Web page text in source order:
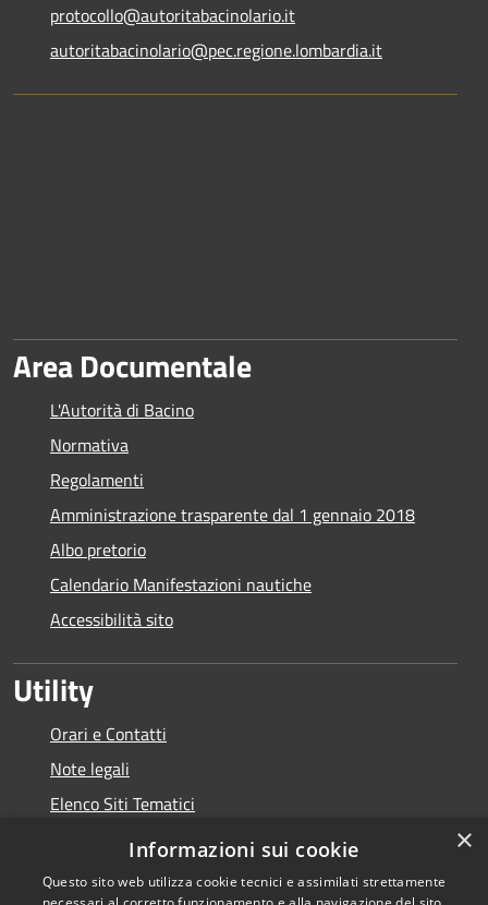
protocollo@autoritabacinolario.it
autoritabacinolario@pec.regione.lombardia.it
Area Documentale
L'Autorità di Bacino
Normativa
Regolamenti
Amministrazione trasparente dal 1 gennaio 2018
Albo pretorio
Calendario Manifestazioni nautiche
Accessibilità sito
Utility
Orari e Contatti
Note legali
Elenco Siti Tematici
×
Informazioni sui cookie
Questo sito web utilizza cookie tecnici e assimilati strettamente